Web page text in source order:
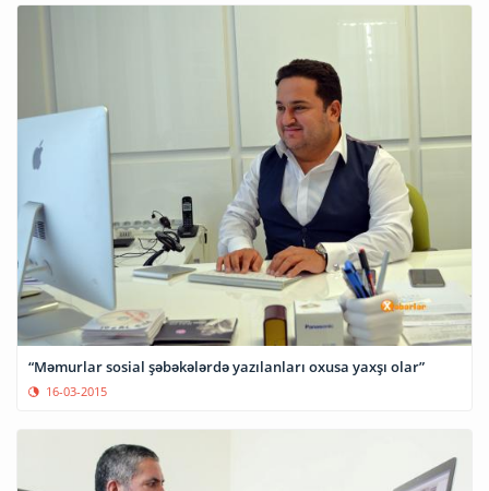
“Məmurlar sosial şəbəkələrdə yazılanları oxusa yaxşı olar”
16-03-2015